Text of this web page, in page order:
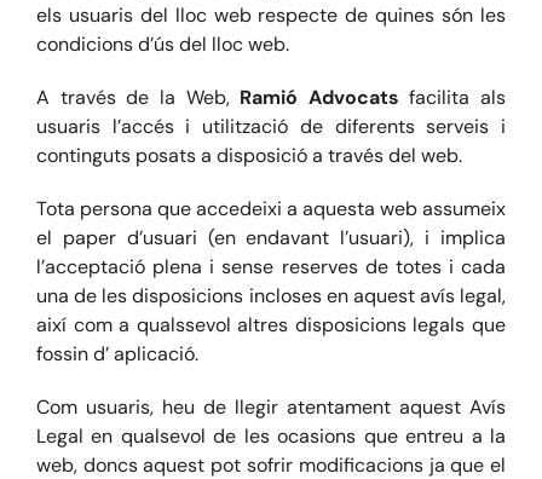
els usuaris del lloc web respecte de quines són les
condicions d’ús del lloc web.
A través de la Web, Ramió Advocats facilita als
usuaris l’accés i utilització de diferents serveis i
continguts posats a disposició a través del web.
Tota persona que accedeixi a aquesta web assumeix
el paper d’usuari (en endavant l’usuari), i implica
l’acceptació plena i sense reserves de totes i cada
una de les disposicions incloses en aquest avís legal,
així com a qualssevol altres disposicions legals que
fossin d’ aplicació.
Com usuaris, heu de llegir atentament aquest Avís
Legal en qualsevol de les ocasions que entreu a la
web, doncs aquest pot sofrir modificacions ja que el